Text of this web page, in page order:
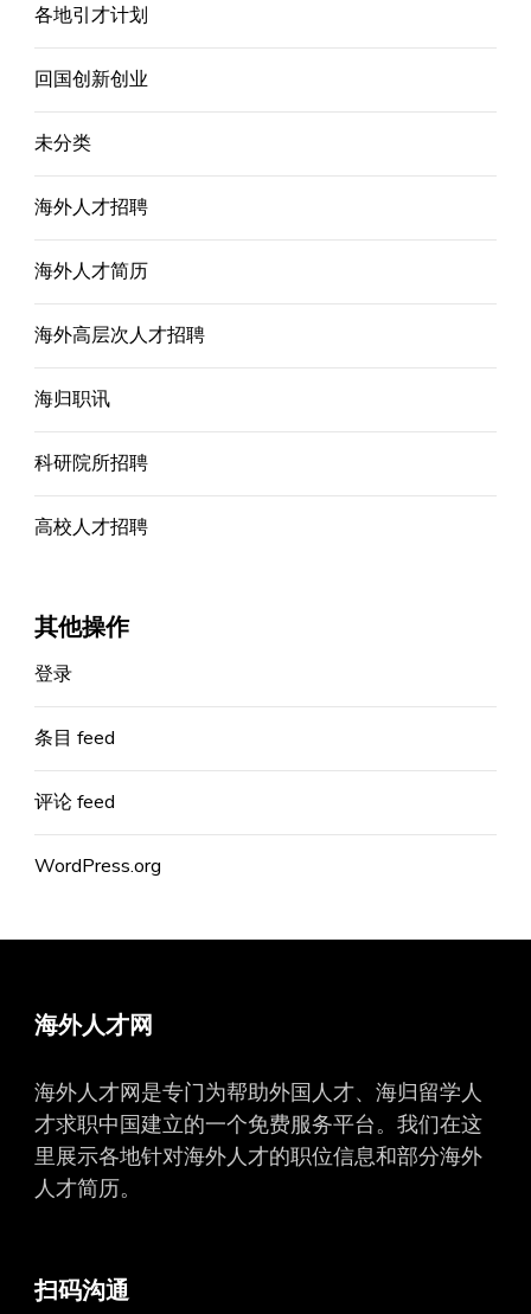
各地引才计划
回国创新创业
未分类
海外人才招聘
海外人才简历
海外高层次人才招聘
海归职讯
科研院所招聘
高校人才招聘
其他操作
登录
条目 feed
评论 feed
WordPress.org
海外人才网
海外人才网是专门为帮助外国人才、海归留学人
才求职中国建立的一个免费服务平台。我们在这
里展示各地针对海外人才的职位信息和部分海外
人才简历。
扫码沟通